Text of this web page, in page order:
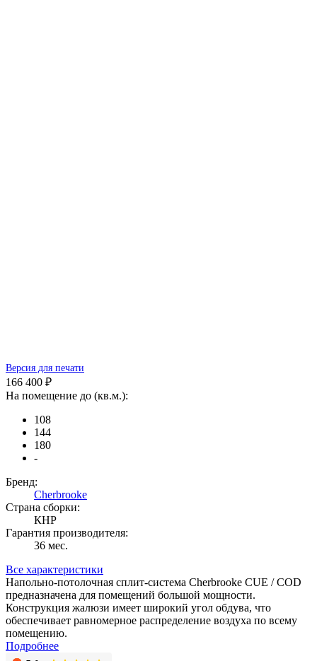
Версия для печати
166 400 ₽
На помещение до (кв.м.):
108
144
180
-
Бренд:
Cherbrooke
Страна сборки:
КНР
Гарантия производителя:
36 мес.
Все характеристики
Напольно-потолочная сплит-система Cherbrooke CUE / COD
предназначена для помещений большой мощности.
Конструкция жалюзи имеет широкий угол обдува, что
обеспечивает равномерное распределение воздуха по всему
помещению.
Подробнее